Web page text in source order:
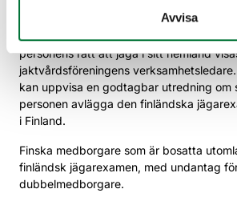
Avvisa
En kopia av jaktkortet eller en tillförlitlig
personens rätt att jaga i sitt hemland
jaktvårdsföreningens
kan uppvisa en godtagbar utredning om
personen avlägga den finländska
i Finland.
Finska medborgare som är bosatta
finländsk jägarexamen, med undantag
dubbelmedborgare.